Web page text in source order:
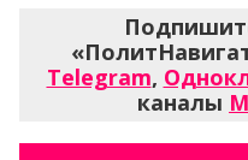
Telegram,
каналы